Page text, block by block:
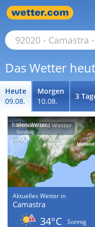
Das Wetter
Heute
09.08.
Morgen
10.08.
3
Italien-Wetter
Aktuelles Wetter in
Camastra
34°C
Sonnig